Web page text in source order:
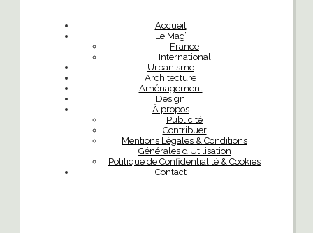
Accueil
Le Mag’
France
International
Urbanisme
Architecture
Aménagement
Design
À propos
Publicité
Contribuer
Mentions Légales & Conditions
Générales d’Utilisation
Politique de Confidentialité & Cookies
Contact